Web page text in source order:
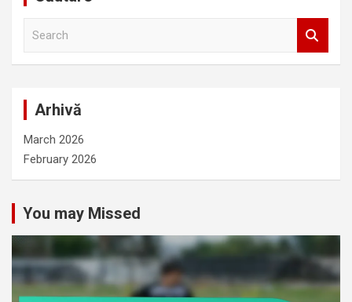
Arhivă
March 2026
February 2026
You may Missed